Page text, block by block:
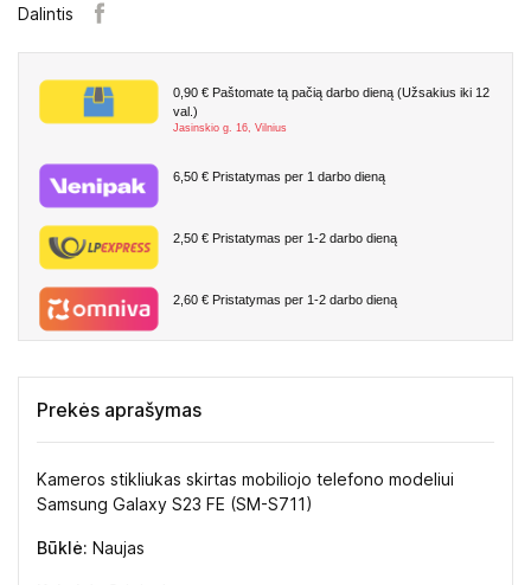
Dalintis
0,90 € Paštomate tą pačią darbo dieną (Užsakius iki 12
val.)
Jasinskio g. 16, Vilnius
6,50 € Pristatymas per 1 darbo dieną
2,50 € Pristatymas per 1-2 darbo dieną
2,60 € Pristatymas per 1-2 darbo dieną
Prekės aprašymas
Kameros stikliukas skirtas mobiliojo telefono modeliui
Samsung Galaxy S23 FE (SM-S711)
Būklė: Naujas